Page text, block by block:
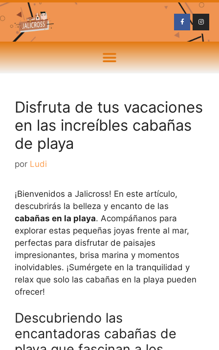
Disfruta de tus vacaciones
en las increíbles cabañas
de playa
por Ludi
¡Bienvenidos a Jalicross! En este artículo,
descubrirás la belleza y encanto de las
cabañas en la playa. Acompáñanos para
explorar estas pequeñas joyas frente al mar,
perfectas para disfrutar de paisajes
impresionantes, brisa marina y momentos
inolvidables. ¡Sumérgete en la tranquilidad y
relax que solo las cabañas en la playa pueden
ofrecer!
Descubriendo las
encantadoras cabañas de